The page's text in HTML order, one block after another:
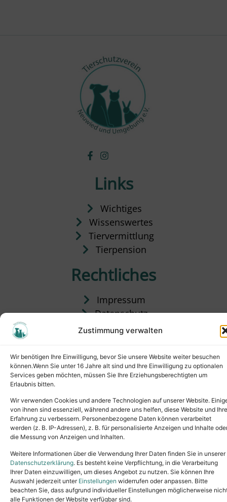
Zustimmung verwalten
Wir benötigen Ihre Einwilligung, bevor Sie unsere Website weiter besuchen
können.Wenn Sie unter 16 Jahre alt sind und Ihre Einwilligung zu optionalen
Services geben möchten, müssen Sie Ihre Erziehungsberechtigten um
Erlaubnis bitten.
Wir verwenden Cookies und andere Technologien auf unserer Website.
von ihnen sind essenziell, während andere uns helfen, diese Website und Ihre
Erfahrung zu verbessern. Personenbezogene Daten können verarbeitet
werden (z. B. IP-Adressen), z. B. für personalisierte Anzeigen und Inhalte
die Messung von Anzeigen und Inhalten.
Weitere Informationen über die Verwendung Ihrer Daten finden Sie in unserer
Datenschutzerklärung. Es besteht keine Verpflichtung, in die Verarbeitung
Ihrer Daten einzuwilligen, um dieses Angebot zu nutzen. Sie können Ihre
Auswahl jederzeit unter Einstellungen widerrufen oder anpassen. Bitte
beachten Sie, dass aufgrund individueller Einstellungen möglicherweise
alle Funktionen der Website verfügbar sind.
Links
Wichtiges
Wissenswertes
Tiervermittlung
Tierpension
Rechtliches
Impressum
Datenschutz
Satzung
Copyright © 2024. All rights reserved.
Tel.: (02631) 55356buero@tierheim-neuwied.de
Ludwigshof 1, 56567 Neuwied